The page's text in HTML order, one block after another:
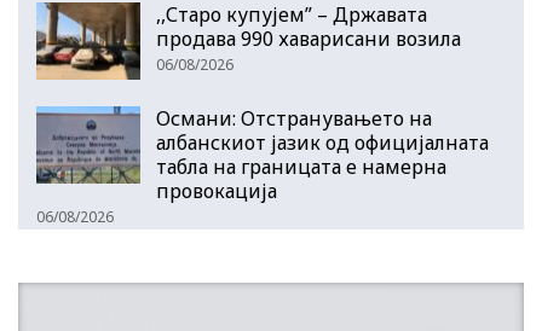
,,Старо купујем” – Државата
продава 990 хаварисани возила
06/08/2026
Османи: Отстранувањето на
албанскиот јазик од официјалната
табла на границата е намерна
провокација
06/08/2026